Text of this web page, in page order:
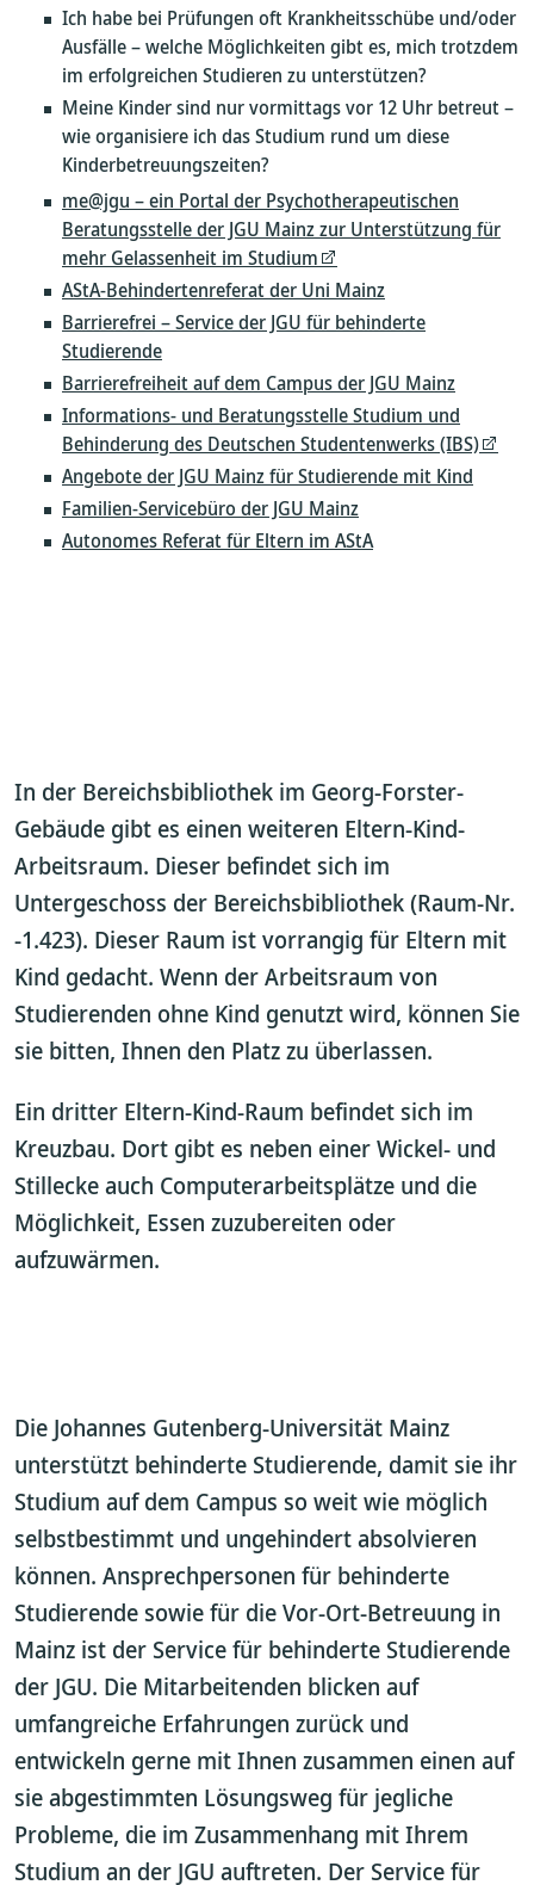
Ich habe bei Prüfungen oft Krankheitsschübe und/oder
Ausfälle – welche Möglichkeiten gibt es, mich trotzdem
im erfolgreichen Studieren zu unterstützen?
Meine Kinder sind nur vormittags vor 12 Uhr betreut –
wie organisiere ich das Studium rund um diese
Kinderbetreuungszeiten?
me@jgu – ein Portal der Psychotherapeutischen
Beratungsstelle der JGU Mainz zur Unterstützung für
mehr Gelassenheit im Studium
AStA-Behindertenreferat der Uni Mainz
Barrierefrei – Service der JGU für behinderte
Studierende
Barrierefreiheit auf dem Campus der JGU Mainz
Informations- und Beratungsstelle Studium und
Behinderung des Deutschen Studentenwerks (IBS)
Angebote der JGU Mainz für Studierende mit Kind
Familien-Servicebüro der JGU Mainz
Autonomes Referat für Eltern im AStA
In der Bereichsbibliothek im Georg-Forster-
Gebäude gibt es einen weiteren Eltern-Kind-
Arbeitsraum. Dieser befindet sich im
Untergeschoss der Bereichsbibliothek (Raum-Nr.
-1.423). Dieser Raum ist vorrangig für Eltern mit
Kind gedacht. Wenn der Arbeitsraum von
Studierenden ohne Kind genutzt wird, können Sie
sie bitten, Ihnen den Platz zu überlassen.
Ein dritter Eltern-Kind-Raum befindet sich im
Kreuzbau. Dort gibt es neben einer Wickel- und
Stillecke auch Computerarbeitsplätze und die
Möglichkeit, Essen zuzubereiten oder
aufzuwärmen.
Die Johannes Gutenberg-Universität Mainz
unterstützt behinderte Studierende, damit sie ihr
Studium auf dem Campus so weit wie möglich
selbstbestimmt und ungehindert absolvieren
können. Ansprechpersonen für behinderte
Studierende sowie für die Vor-Ort-Betreuung in
Mainz ist der Service für behinderte Studierende
der JGU. Die Mitarbeitenden blicken auf
umfangreiche Erfahrungen zurück und
entwickeln gerne mit Ihnen zusammen einen auf
sie abgestimmten Lösungsweg für jegliche
Probleme, die im Zusammenhang mit Ihrem
Studium an der JGU auftreten. Der Service für